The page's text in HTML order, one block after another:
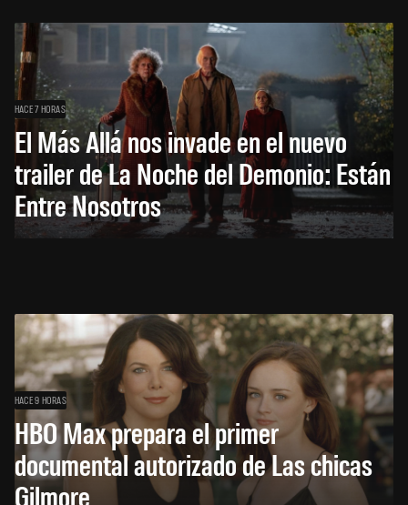
HACE 7 HORAS
El Más Allá nos invade en el nuevo
trailer de La Noche del Demonio: Están
Entre Nosotros
HACE 9 HORAS
HBO Max prepara el primer
documental autorizado de Las chicas
Gilmore